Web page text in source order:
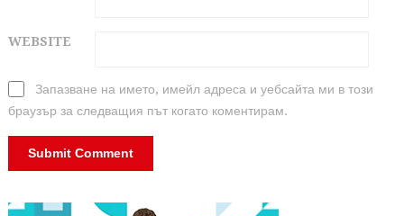
WEBSITE
Запазване на името, имейл адреса и уебсайта ми в този
браузър за следващия път когато коментирам.